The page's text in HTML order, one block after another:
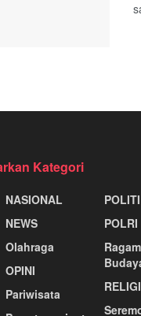
Kategori
NASIONAL
NEWS
Olahraga
OPINI
Pariwisata
POLRI
RELIGI